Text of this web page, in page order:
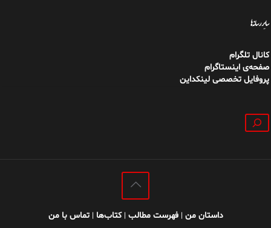
سایر رسانه‌ها
کانال تلگرام
صفحه‌ی اینستاگرام
پروفایل تخصصی لینکداین
جستجو
داستان من |فهرست مطالب |کتاب‌ها |تماس با من